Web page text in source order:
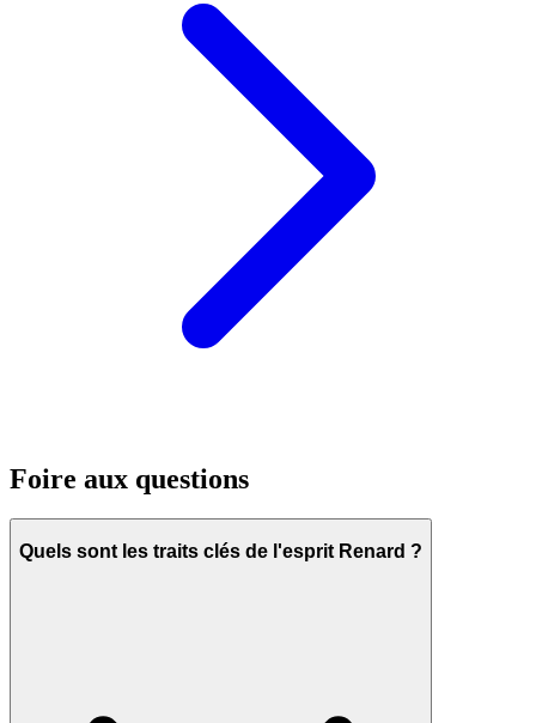
Foire aux questions
Quels sont les traits clés de l'esprit Renard ?